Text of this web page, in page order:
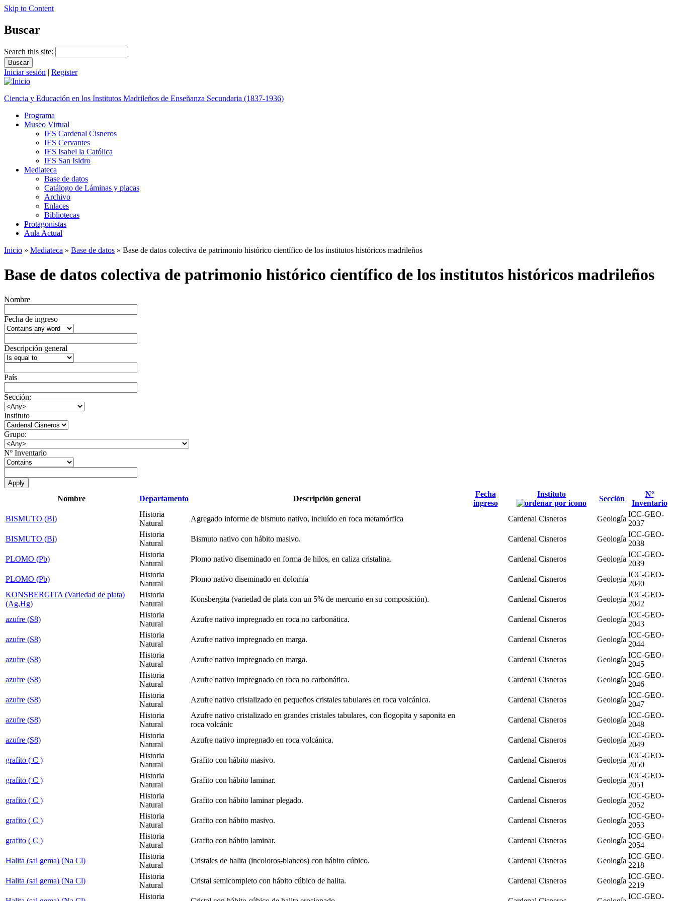
Skip to Content
Buscar
Search this site:
Iniciar sesión | Register
Ciencia y Educación en los Institutos Madrileños de Enseñanza Secundaria (1837-1936)
Programa
Museo Virtual
IES Cardenal Cisneros
IES Cervantes
IES Isabel la Católica
IES San Isidro
Mediateca
Base de datos
Catálogo de Láminas y placas
Archivo
Enlaces
Bibliotecas
Protagonistas
Aula Actual
Inicio » Mediateca » Base de datos » Base de datos colectiva de patrimonio histórico científico de los institutos históricos madrileños
Base de datos colectiva de patrimonio histórico científico de los institutos históricos madrileños
Nombre
Fecha de ingreso
Descripción general
País
Sección:
Instituto
Grupo:
Nº Inventario
Nombre Departamento Descripción general
Fecha
ingreso
Instituto
Sección
Nº
Inventario
BISMUTO (Bi)
Historia
Natural
Agregado informe de bismuto nativo, incluído en roca metamórfica Cardenal Cisneros Geología
ICC-GEO-
2037
BISMUTO (Bi)
Historia
Natural
Bismuto nativo con hábito masivo. Cardenal Cisneros Geología
ICC-GEO-
2038
PLOMO (Pb)
Historia
Natural
Plomo nativo diseminado en forma de hilos, en caliza cristalina. Cardenal Cisneros Geología
ICC-GEO-
2039
PLOMO (Pb)
Historia
Natural
Plomo nativo diseminado en dolomía Cardenal Cisneros Geología
ICC-GEO-
2040
KONSBERGITA (Variedad de plata)
(Ag,Hg)
Historia
Natural
Konsbergita (variedad de plata con un 5% de mercurio en su composición). Cardenal Cisneros Geología
ICC-GEO-
2042
azufre (S8)
Historia
Natural
Azufre nativo impregnado en roca no carbonática. Cardenal Cisneros Geología
ICC-GEO-
2043
azufre (S8)
Historia
Natural
Azufre nativo impregnado en marga. Cardenal Cisneros Geología
ICC-GEO-
2044
azufre (S8)
Historia
Natural
Azufre nativo impregnado en marga. Cardenal Cisneros Geología
ICC-GEO-
2045
azufre (S8)
Historia
Natural
Azufre nativo impregnado en roca no carbonática. Cardenal Cisneros Geología
ICC-GEO-
2046
azufre (S8)
Historia
Natural
Azufre nativo cristalizado en pequeños cristales tabulares en roca volcánica. Cardenal Cisneros Geología
ICC-GEO-
2047
azufre (S8)
Historia
Natural
Azufre nativo cristalizado en grandes cristales tabulares, con flogopita y saponita en
roca volcánic
Cardenal Cisneros Geología
ICC-GEO-
2048
azufre (S8)
Historia
Natural
Azufre nativo impregnado en roca volcánica. Cardenal Cisneros Geología
ICC-GEO-
2049
grafito ( C )
Historia
Natural
Grafito con hábito masivo. Cardenal Cisneros Geología
ICC-GEO-
2050
grafito ( C )
Historia
Natural
Grafito con hábito laminar. Cardenal Cisneros Geología
ICC-GEO-
2051
grafito ( C )
Historia
Natural
Grafito con hábito laminar plegado. Cardenal Cisneros Geología
ICC-GEO-
2052
grafito ( C )
Historia
Natural
Grafito con hábito masivo. Cardenal Cisneros Geología
ICC-GEO-
2053
grafito ( C )
Historia
Natural
Grafito con hábito laminar. Cardenal Cisneros Geología
ICC-GEO-
2054
Halita (sal gema) (Na Cl)
Historia
Natural
Cristales de halita (incoloros-blancos) con hábito cúbico. Cardenal Cisneros Geología
ICC-GEO-
2218
Halita (sal gema) (Na Cl)
Historia
Natural
Cristal semicompleto con hábito cúbico de halita. Cardenal Cisneros Geología
ICC-GEO-
2219
Historia
ICC-GEO-